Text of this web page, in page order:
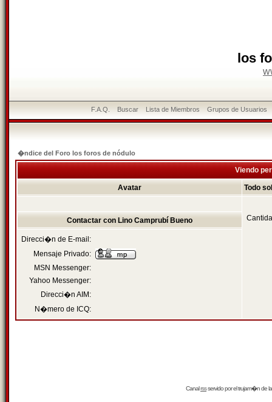
los
F.A.Q. Buscar Lista de Miembros Grupos de Usuarios
�ndice del Foro los foros de nódulo
Viendo
Avatar Todo
Contactar con Lino Camprubí Bueno
Direcci�n de E-mail:
Mensaje Privado:
MSN Messenger:
Yahoo Messenger:
Direcci�n AIM:
N�mero de ICQ:
Canalrssservido por eltrujam�nde